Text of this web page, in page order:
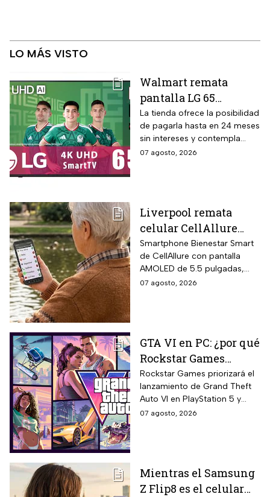
LO MÁS VISTO
Walmart remata
pantalla LG 65
pulgadas UHD 4K con
funciones de
inteligencia artificial
ThinQ
La tienda ofrece la posibilidad
de pagarla hasta en 24 meses
sin intereses y contempla
devoluciones hasta 30 días
07 agosto, 2026
Liverpool remata
celular CellAllure
Smart AMOLED 5.5
pulgadas con botón
SOS, ideal para adultos
mayores: rebaja de 55%
Smartphone Bienestar Smart
de CellAllure con pantalla
AMOLED de 5.5 pulgadas,
sistema operativo Android 13
ubicado en la parte trasera
del equipo que activa llamada
automática al contacto de
emergencia junto con alarma
sonora potente.
07 agosto, 2026
GTA VI en PC: ¿por qué
Rockstar Games
decidió priorizar
PlayStation 5 y Xbox
Series X?
Rockstar Games priorizará el
lanzamiento de Grand Theft
Auto VI en PlayStation 5 y
Xbox Series X/S el 19 de
replica el modelo aplicado en
GTA V, GTA IV y Red Dead
07 agosto, 2026
Mientras el Samsung
Z Flip8 es el celular